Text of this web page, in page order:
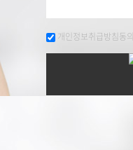
개인정보취급방침동의